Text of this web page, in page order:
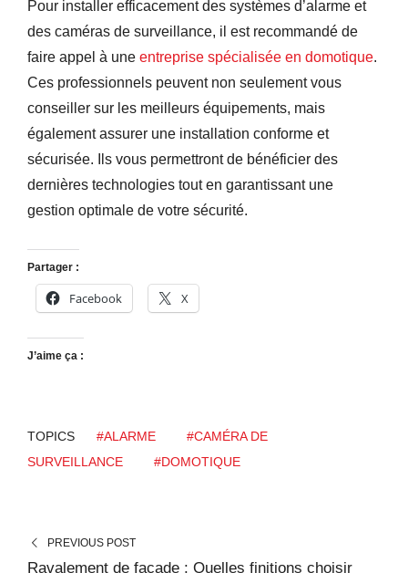
Pour installer efficacement des systèmes d’alarme et
des caméras de surveillance, il est recommandé de
faire appel à une entreprise spécialisée en domotique.
Ces professionnels peuvent non seulement vous
conseiller sur les meilleurs équipements, mais
également assurer une installation conforme et
sécurisée. Ils vous permettront de bénéficier des
dernières technologies tout en garantissant une
gestion optimale de votre sécurité.
Partager :
Facebook X
J’aime ça :
TOPICS #ALARME
#CAMÉRA DE
SURVEILLANCE
#DOMOTIQUE
PREVIOUS POST
Ravalement de façade : Quelles finitions choisir